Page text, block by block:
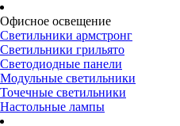
Офисное освещение
Светильники армстронг
Светильники грильято
Светодиодные панели
Модульные светильники
Точечные светильники
Настольные лампы